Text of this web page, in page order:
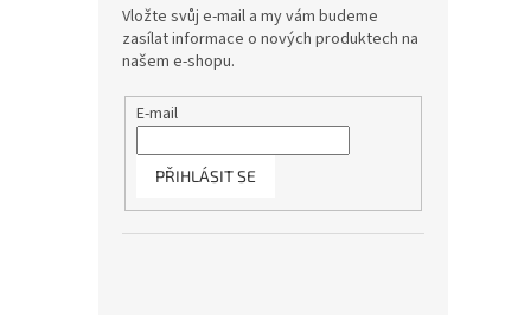
Vložte svůj e-mail a my vám budeme
zasílat informace o nových produktech na
našem e-shopu.
E-mail
PŘIHLÁSIT SE